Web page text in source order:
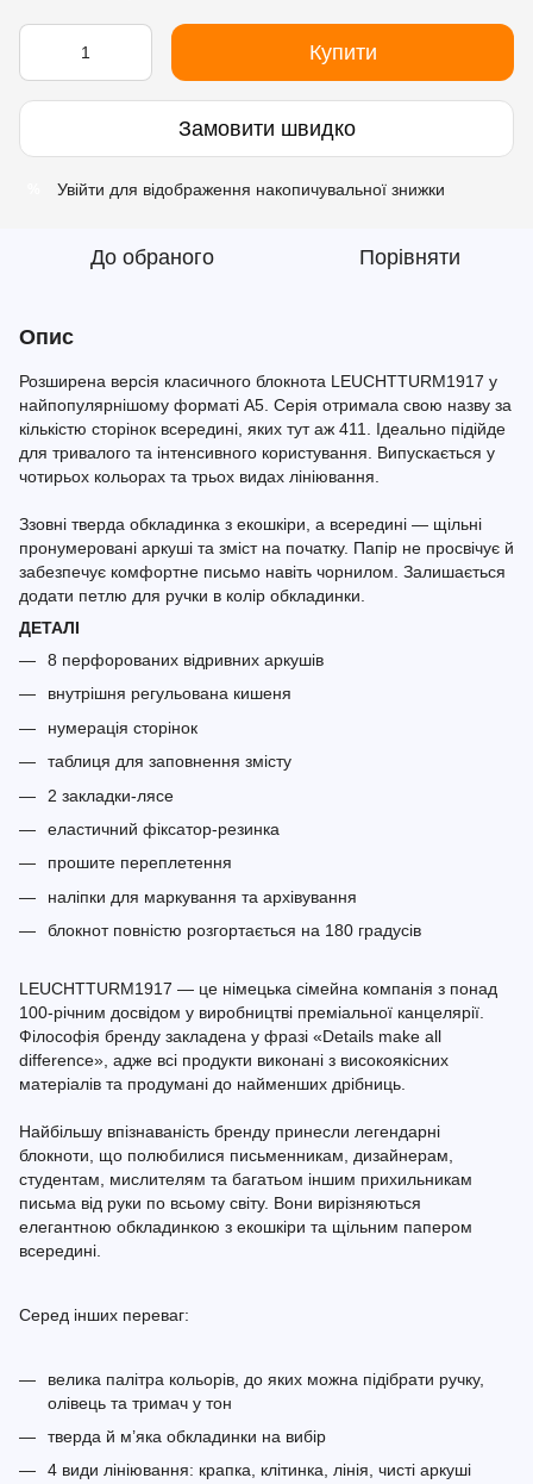
Купити
Замовити швидко
Увійти для відображення накопичувальної знижки
До обраного Порівняти
Опис
Розширена версія класичного блокнота LEUCHTTURM1917 у
найпопулярнішому форматі A5. Серія отримала свою назву за
кількістю сторінок всередині, яких тут аж 411. Ідеально підійде
для тривалого та інтенсивного користування. Випускається у
чотирьох кольорах та трьох видах лініювання.
Ззовні тверда обкладинка з екошкіри, а всередині — щільні
пронумеровані аркуші та зміст на початку. Папір не просвічує й
забезпечує комфортне письмо навіть чорнилом. Залишається
додати петлю для ручки в колір обкладинки.
ДЕТАЛІ
8 перфорованих відривних аркушів
внутрішня регульована кишеня
нумерація сторінок
таблиця для заповнення змісту
2 закладки-лясе
еластичний фіксатор-резинка
прошите переплетення
наліпки для маркування та архівування
блокнот повністю розгортається на 180 градусів
LEUCHTTURM1917 — це німецька сімейна компанія з понад
100-річним досвідом у виробництві преміальної канцелярії.
Філософія бренду закладена у фразі «Details make all
difference», адже всі продукти виконані з високоякісних
матеріалів та продумані до найменших дрібниць.
Найбільшу впізнаваність бренду принесли легендарні
блокноти, що полюбилися письменникам, дизайнерам,
студентам, мислителям та багатьом іншим прихильникам
письма від руки по всьому світу. Вони вирізняються
елегантною обкладинкою з екошкіри та щільним папером
всередині.
Серед інших переваг:
велика палітра кольорів, до яких можна підібрати ручку,
олівець та тримач у тон
тверда й м’яка обкладинки на вибір
4 види лініювання: крапка, клітинка, лінія, чисті аркуші